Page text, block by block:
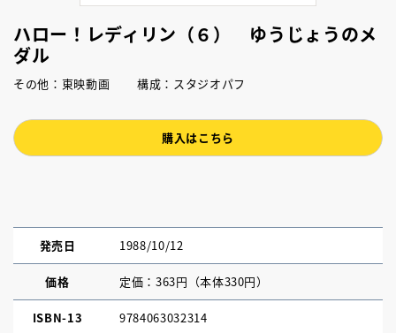
ハロー！レディリン（６） ゆうじょうのメ
ダル
その他：東映動画 構成：スタジオパフ
購入はこちら
発売日 1988/10/12
価格 定価：363円（本体330円）
ISBN-13 9784063032314